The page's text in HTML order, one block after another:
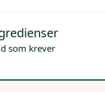
som krever